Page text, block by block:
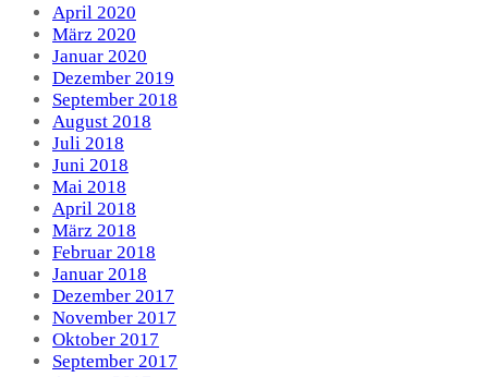
April 2020
März 2020
Januar 2020
Dezember 2019
September 2018
August 2018
Juli 2018
Juni 2018
Mai 2018
April 2018
März 2018
Februar 2018
Januar 2018
Dezember 2017
November 2017
Oktober 2017
September 2017